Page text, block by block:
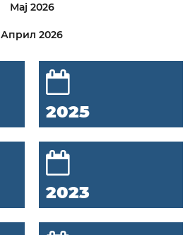
Мај 2026
Април 2026
2025
2023